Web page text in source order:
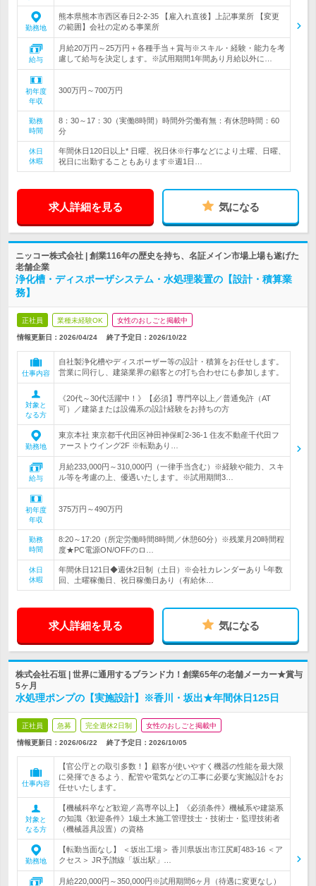
勤務地
熊本県熊本市西区春日2-2-35 【雇入れ直後】上記事業所 【変更
の範囲】会社の定める事業所
給与
月給20万円～25万円＋各種手当＋賞与※スキル・経験・能力を考
慮して給与を決定します。※試用期間1年間あり月給以外に…
初年度
年収
300万円～700万円
勤務
時間
8：30～17：30（実働8時間）時間外労働有無：有休憩時間：60
分
休日
休暇
年間休日120日以上* 日曜、祝日休※行事などにより土曜、日曜、
祝日に出勤することもあります※週1日…
求人詳細を見る 気になる
ニッコー株式会社 | 創業116年の歴史を持ち、名証メイン市場上場も遂げた
老舗企業
浄化槽・ディスポーザシステム・水処理装置の【設計・積算業
務】
正社員 業種未経験OK 女性のおしごと掲載中
情報更新日：2026/04/24 終了予定日： 2026/10/22
仕事内容
自社製浄化槽やディスポーザー等の設計・積算をお任せします。
営業に同行し、建築業界の顧客との打ち合わせにも参加します。
対象と
なる方
《20代～30代活躍中！》【必須】専門卒以上／普通免許（AT
可）／建築または設備系の設計経験をお持ちの方
勤務地
東京本社 東京都千代田区神田神保町2-36-1 住友不動産千代田フ
ァーストウイング2F ※転勤あり…
給与
月給233,000円～310,000円（一律手当含む）※経験や能力、スキ
ル等を考慮の上、優遇いたします。※試用期間3…
初年度
年収
375万円～490万円
勤務
時間
8:20～17:20（所定労働時間8時間／休憩60分）※残業月20時間程
度★PC電源ON/OFFのロ…
休日
休暇
年間休日121日◆週休2日制（土日）※会社カレンダーあり└年数
回、土曜稼働日、祝日稼働日あり（有給休…
求人詳細を見る 気になる
株式会社石垣 | 世界に通用するブランド力！創業65年の老舗メーカー★賞与
5ヶ月
水処理ポンプの【実施設計】※香川・坂出★年間休日125日
正社員 急募 完全週休2日制 女性のおしごと掲載中
情報更新日：2026/06/22 終了予定日： 2026/10/05
仕事内容
【官公庁との取引多数！】顧客が使いやすく機器の性能を最大限
に発揮できるよう、配管や電気などの工事に必要な実施設計をお
任せいたします。
対象と
なる方
【機械科卒など歓迎／高専卒以上】《必須条件》機械系や建築系
の知識《歓迎条件》1級土木施工管理技士・技術士・監理技術者
（機械器具設置）の資格
勤務地
【転勤当面なし】 ＜坂出工場＞ 香川県坂出市江尻町483-16 ＜ア
クセス＞ JR予讃線「坂出駅」…
月給220,000円～350,000円※試用期間6ヶ月（待遇に変更なし）